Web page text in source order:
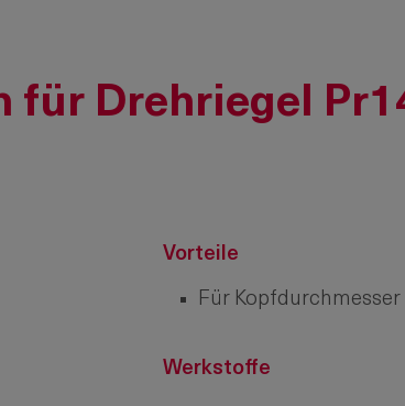
für Drehriegel
Vorteile
Für Kopfdurchmesser
Werkstoffe